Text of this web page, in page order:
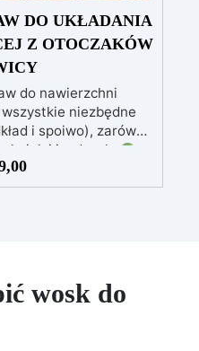
DO UKŁADANIA
Z OTOCZAKÓW
do nawierzchni
niezbędne
i spoiwo), zarówno
jak i jezdnych.
instrukcje
rezultaty, nawet bez
24 godziny.
Nadaje się
nawierzchni i
wcześniejszej
wosk do